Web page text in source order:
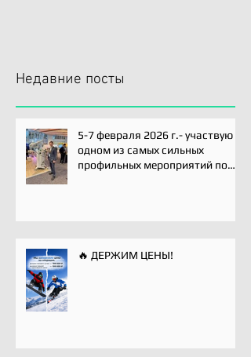
Недавние посты
5-7 февраля 2026 г.- участвую
одном из самых сильных
профильных мероприятий по
🔥 ДЕРЖИМ ЦЕНЫ!